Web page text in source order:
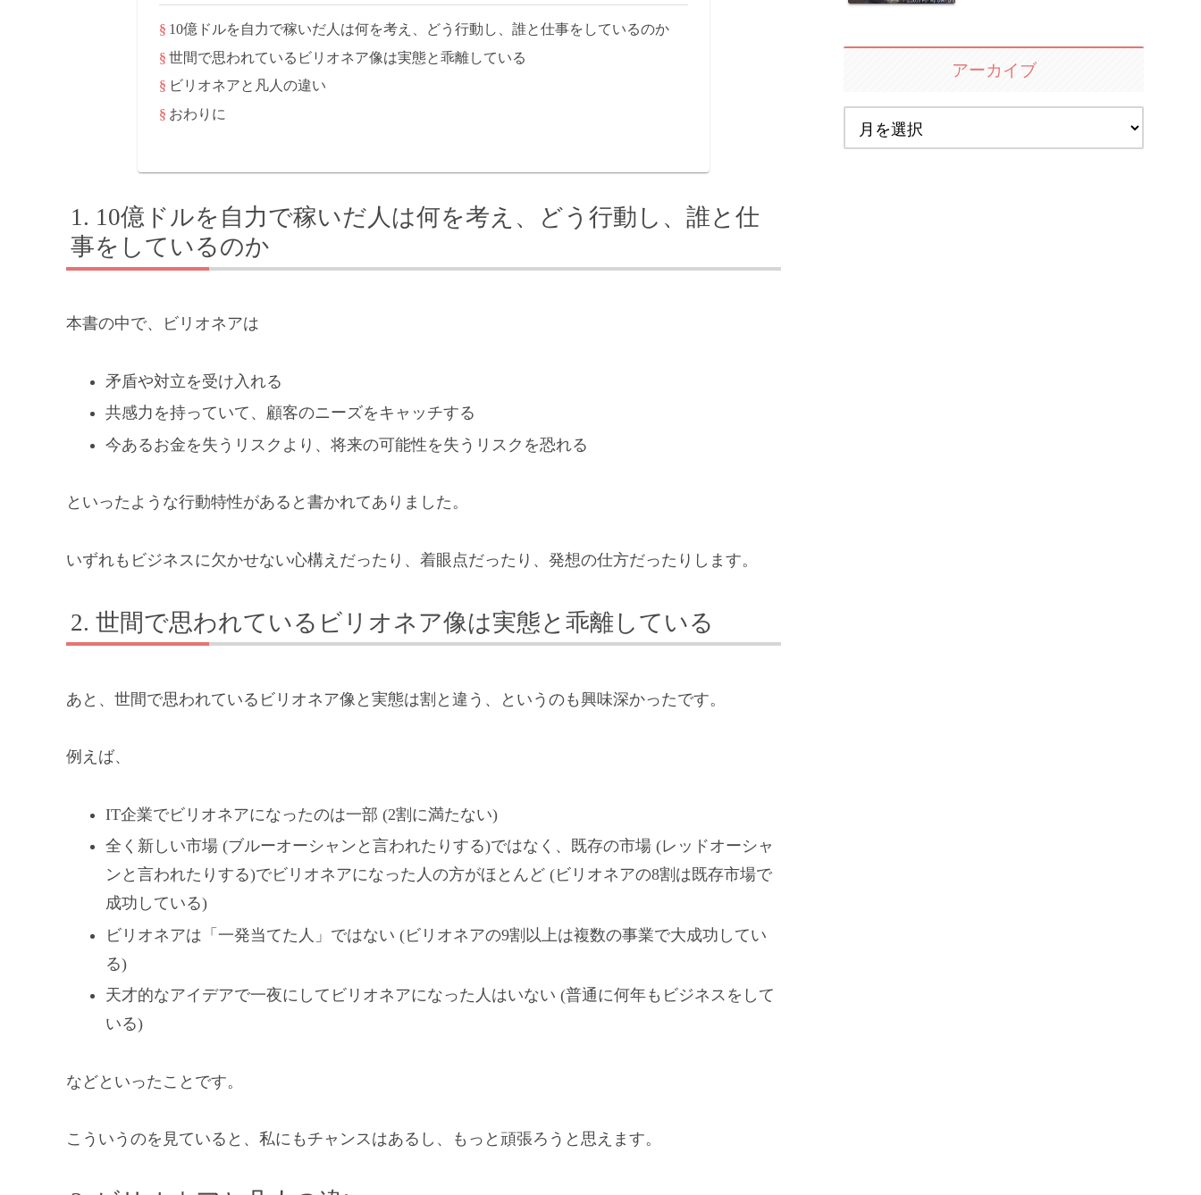
10億ドルを自力で稼いだ人は何を考え、どう行動し、誰と仕事をしているのか
世間で思われているビリオネア像は実態と乖離している
ビリオネアと凡人の違い
おわりに
10億ドルを自力で稼いだ人は何を考え、どう行動し、誰と仕
事をしているのか
本書の中で、ビリオネアは
矛盾や対立を受け入れる
共感力を持っていて、顧客のニーズをキャッチする
今あるお金を失うリスクより、将来の可能性を失うリスクを恐れる
といったような行動特性があると書かれてありました。
いずれもビジネスに欠かせない心構えだったり、着眼点だったり、発想の仕方だったりします。
世間で思われているビリオネア像は実態と乖離している
あと、世間で思われているビリオネア像と実態は割と違う、というのも興味深かったです。
例えば、
IT企業でビリオネアになったのは一部 (2割に満たない)
全く新しい市場 (ブルーオーシャンと言われたりする)ではなく、既存の市場 (レッドオーシャ
ンと言われたりする)でビリオネアになった人の方がほとんど (ビリオネアの8割は既存市場で
成功している)
ビリオネアは「一発当てた人」ではない (ビリオネアの9割以上は複数の事業で大成功してい
る)
天才的なアイデアで一夜にしてビリオネアになった人はいない (普通に何年もビジネスをして
いる)
などといったことです。
こういうのを見ていると、私にもチャンスはあるし、もっと頑張ろうと思えます。
アーカイブ